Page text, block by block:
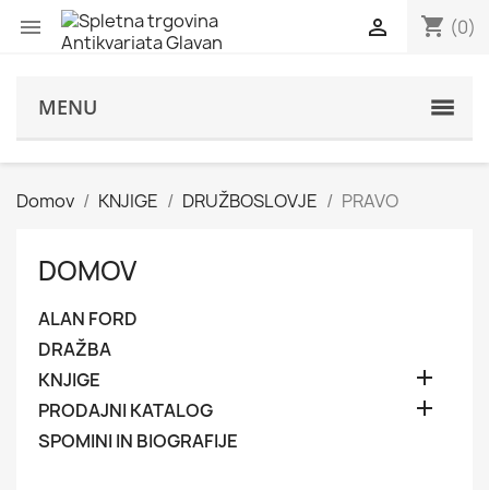
 shopping_cart (0)

MENU
Domov KNJIGE DRUŽBOSLOVJE PRAVO
DOMOV
ALAN FORD
DRAŽBA
KNJIGE

PRODAJNI KATALOG 
SPOMINI IN BIOGRAFIJE